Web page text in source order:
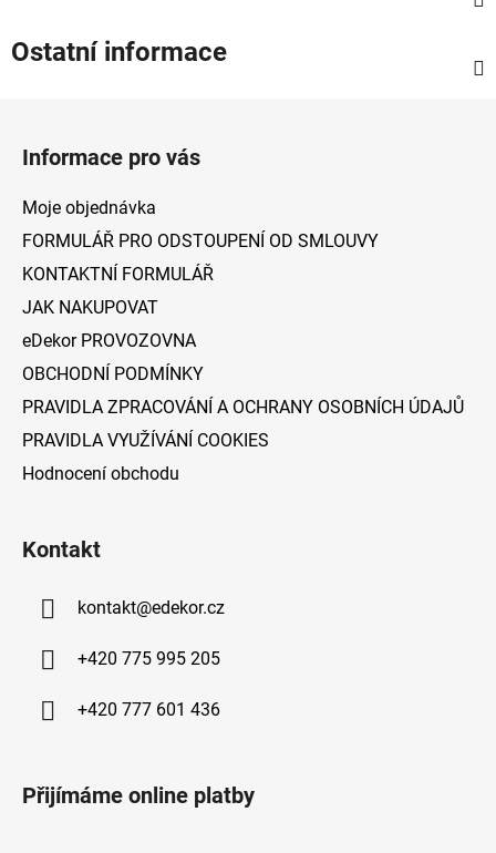
Ostatní informace
Informace pro vás
Moje objednávka
FORMULÁŘ PRO ODSTOUPENÍ OD SMLOUVY
KONTAKTNÍ FORMULÁŘ
JAK NAKUPOVAT
eDekor PROVOZOVNA
OBCHODNÍ PODMÍNKY
PRAVIDLA ZPRACOVÁNÍ A OCHRANY OSOBNÍCH ÚDAJŮ
PRAVIDLA VYUŽÍVÁNÍ COOKIES
Hodnocení obchodu
Kontakt
kontakt@edekor.cz
+420 775 995 205
+420 777 601 436
Přijímáme online platby